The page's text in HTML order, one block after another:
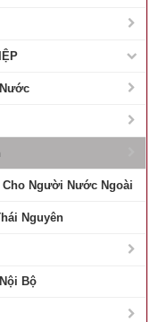
Người Nước Ngoài
Nguyên
Bộ